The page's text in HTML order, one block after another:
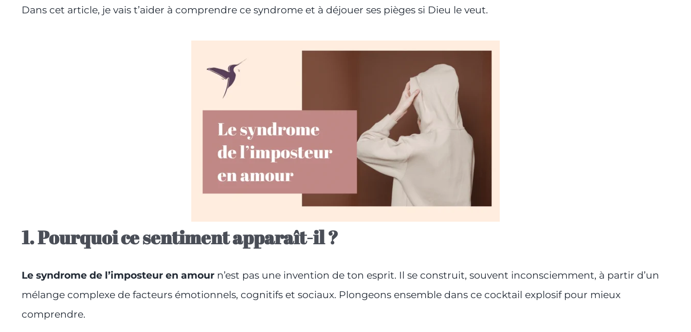
Dans cet article, je vais t’aider à comprendre ce syndrome et à déjouer ses pièges si Dieu le veut.
1. Pourquoi ce sentiment apparaît-il ?
Le syndrome de l’imposteur en amour n’est pas une invention de ton esprit. Il se construit, souvent inconsciemment, à partir d’un
mélange complexe de facteurs émotionnels, cognitifs et sociaux. Plongeons ensemble dans ce cocktail explosif pour mieux
comprendre.